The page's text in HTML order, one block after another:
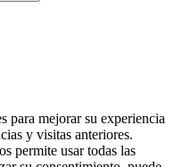
para mejorar su experiencia
y visitas anteriores.
permite usar todas las